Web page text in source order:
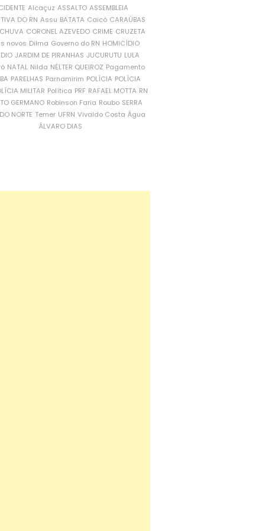
Alcaçuz ASSALTO ASSEMBLEIA
DO RN Assu BATATA Caicó CARAÚBAS
CORONEL AZEVEDO CRIME CRUZETA
novos Dilma Governo do RN HOMICÍDIO
JARDIM DE PIRANHAS JUCURUTU LULA
NATAL Nilda NÉLTER QUEIROZ Pagamento
PARELHAS Parnamirim POLÍCIA POLÍCIA
MILITAR Política PRF RAFAEL MOTTA RN
GERMANO Robinson Faria Roubo SERRA
NORTE Temer UFRN Vivaldo Costa Água
ÁLVARO DIAS